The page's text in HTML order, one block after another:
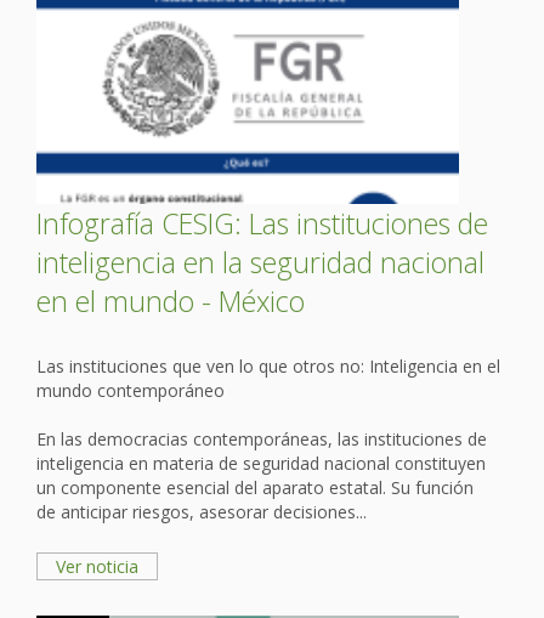
Infografía CESIG: Las instituciones de
inteligencia en la seguridad nacional
en el mundo - México
Las instituciones que ven lo que otros no: Inteligencia en el
mundo contemporáneo
En las democracias contemporáneas, las instituciones de
inteligencia en materia de seguridad nacional constituyen
un componente esencial del aparato estatal. Su función
de anticipar riesgos, asesorar decisiones...
Ver noticia